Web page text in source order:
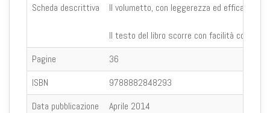
Scheda descrittiva
Il volumetto, con leggerezza ed efficacia,
Il testo del libro scorre con facilità come "il
Pagine
36
ISBN
9788882848293
Data pubblicazione
Aprile 2014